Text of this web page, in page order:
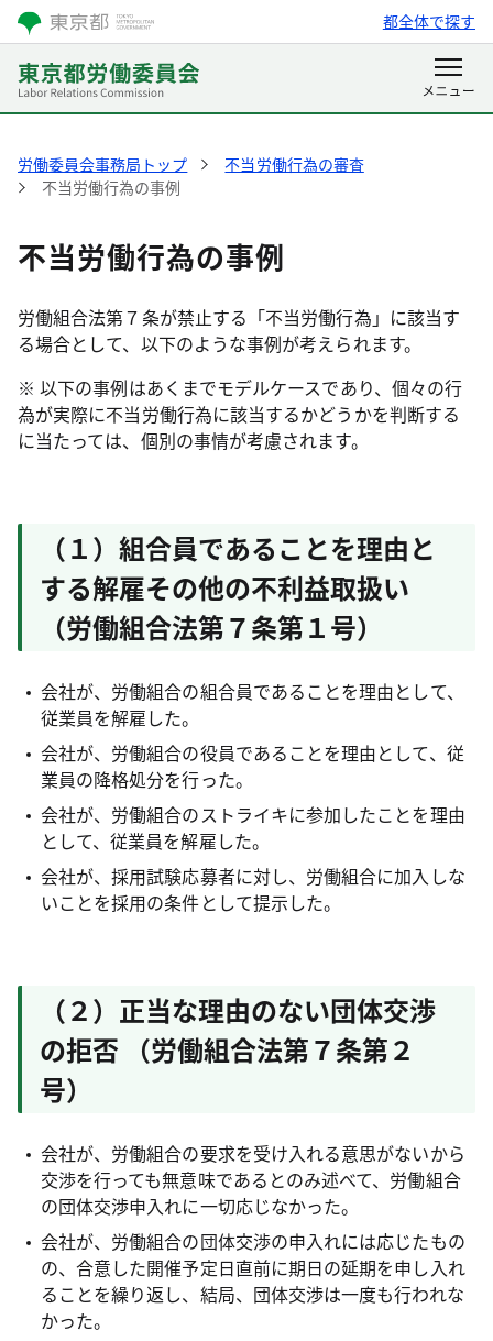
都全体で探す
労働委員会事務局トップ
不当労働行為の審査
不当労働行為の事例
不当労働行為の事例
労働組合法第７条が禁止する「不当労働行為」に該当す
る場合として、以下のような事例が考えられます。
※ 以下の事例はあくまでモデルケースであり、個々の行
為が実際に不当労働行為に該当するかどうかを判断する
に当たっては、個別の事情が考慮されます。
（１）組合員であることを理由と
する解雇その他の不利益取扱い
（労働組合法第７条第１号）
会社が、労働組合の組合員であることを理由として、
従業員を解雇した。
会社が、労働組合の役員であることを理由として、従
業員の降格処分を行った。
会社が、労働組合のストライキに参加したことを理由
として、従業員を解雇した。
会社が、採用試験応募者に対し、労働組合に加入しな
いことを採用の条件として提示した。
（２）正当な理由のない団体交渉
の拒否 （労働組合法第７条第２
号）
会社が、労働組合の要求を受け入れる意思がないから
交渉を行っても無意味であるとのみ述べて、労働組合
の団体交渉申入れに一切応じなかった。
会社が、労働組合の団体交渉の申入れには応じたもの
の、合意した開催予定日直前に期日の延期を申し入れ
ることを繰り返し、結局、団体交渉は一度も行われな
かった。